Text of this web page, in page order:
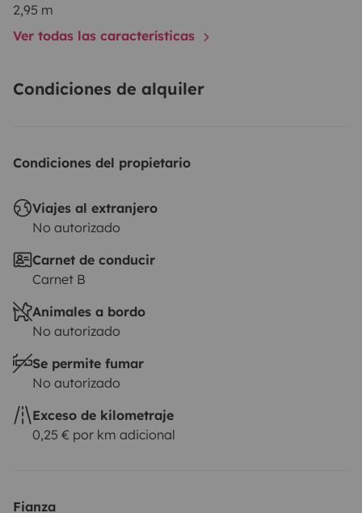
2,95 m
Ver todas las características
Condiciones de alquiler
Condiciones del propietario
Viajes al extranjero
No autorizado
Carnet de conducir
Carnet B
Animales a bordo
No autorizado
Se permite fumar
No autorizado
Exceso de kilometraje
0,25 € por km adicional
Fianza